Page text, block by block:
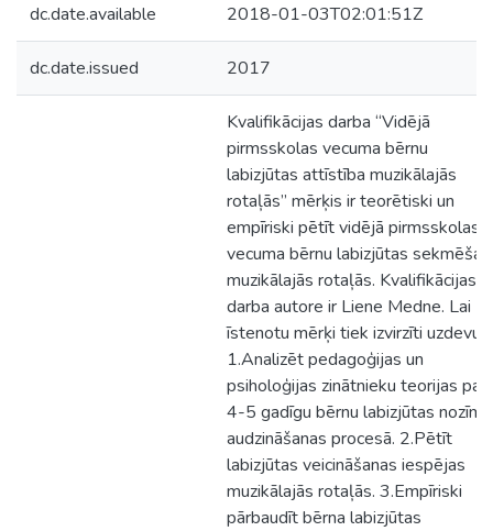
dc.date.available 2018-01-03T02:01:51Z
dc.date.issued 2017
Kvalifikācijas darba “Vidējā
pirmsskolas vecuma bērnu
labizjūtas attīstība muzikālajās
rotaļās” mērķis ir teorētiski un
empīriski pētīt vidējā pirmsskolas
vecuma bērnu labizjūtas
muzikālajās rotaļās. Kvalifikācijas
darba autore ir Liene Medne. Lai
īstenotu mērķi tiek izvirzīti
1.Analizēt pedagoģijas un
psiholoģijas zinātnieku teorijas par
4-5 gadīgu bērnu labizjūtas nozīmi
audzināšanas procesā. 2.Pētīt
labizjūtas veicināšanas iespējas
muzikālajās rotaļās. 3.Empīriski
pārbaudīt bērna labizjūtas